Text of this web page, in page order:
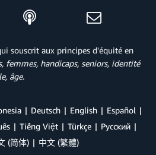
souscrit aux principes d'équité en
femmes, handicaps, seniors, identité
âge.
Deutsch English
Español
Tiếng Việt Türkçe
Ρусский
(简体) 中文 (繁體)